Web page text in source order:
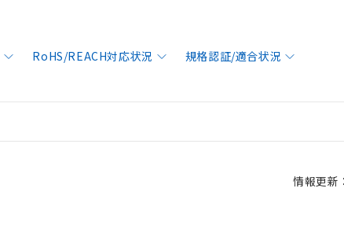
RoHS/REACH対応状況 規格認証/適合状況
情報更